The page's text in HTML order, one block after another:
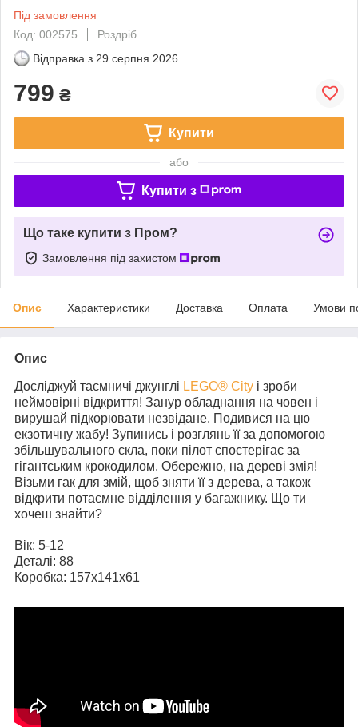
Під замовлення
Код: 002575
Роздріб
Відправка з 29 серпня 2026
799 ₴
Купити
або
Купити з
Що таке купити з Пром?
Замовлення під захистом
Опис Характеристики Доставка Оплата Умови
Опис
Досліджуй таємничі джунглі LEGO® City і зроби
неймовірні відкриття! Занур обладнання на човен і
вирушай підкорювати незвідане. Подивися на цю
екзотичну жабу! Зупинись і розглянь її за допомогою
збільшувального скла, поки пілот спостерігає за
гігантським крокодилом. Обережно, на дереві змія!
Візьми гак для змій, щоб зняти її з дерева, а також
відкрити потаємне відділення у багажнику. Що ти
хочеш знайти?
Вік: 5-12
Деталі: 88
Коробка: 157x141x61